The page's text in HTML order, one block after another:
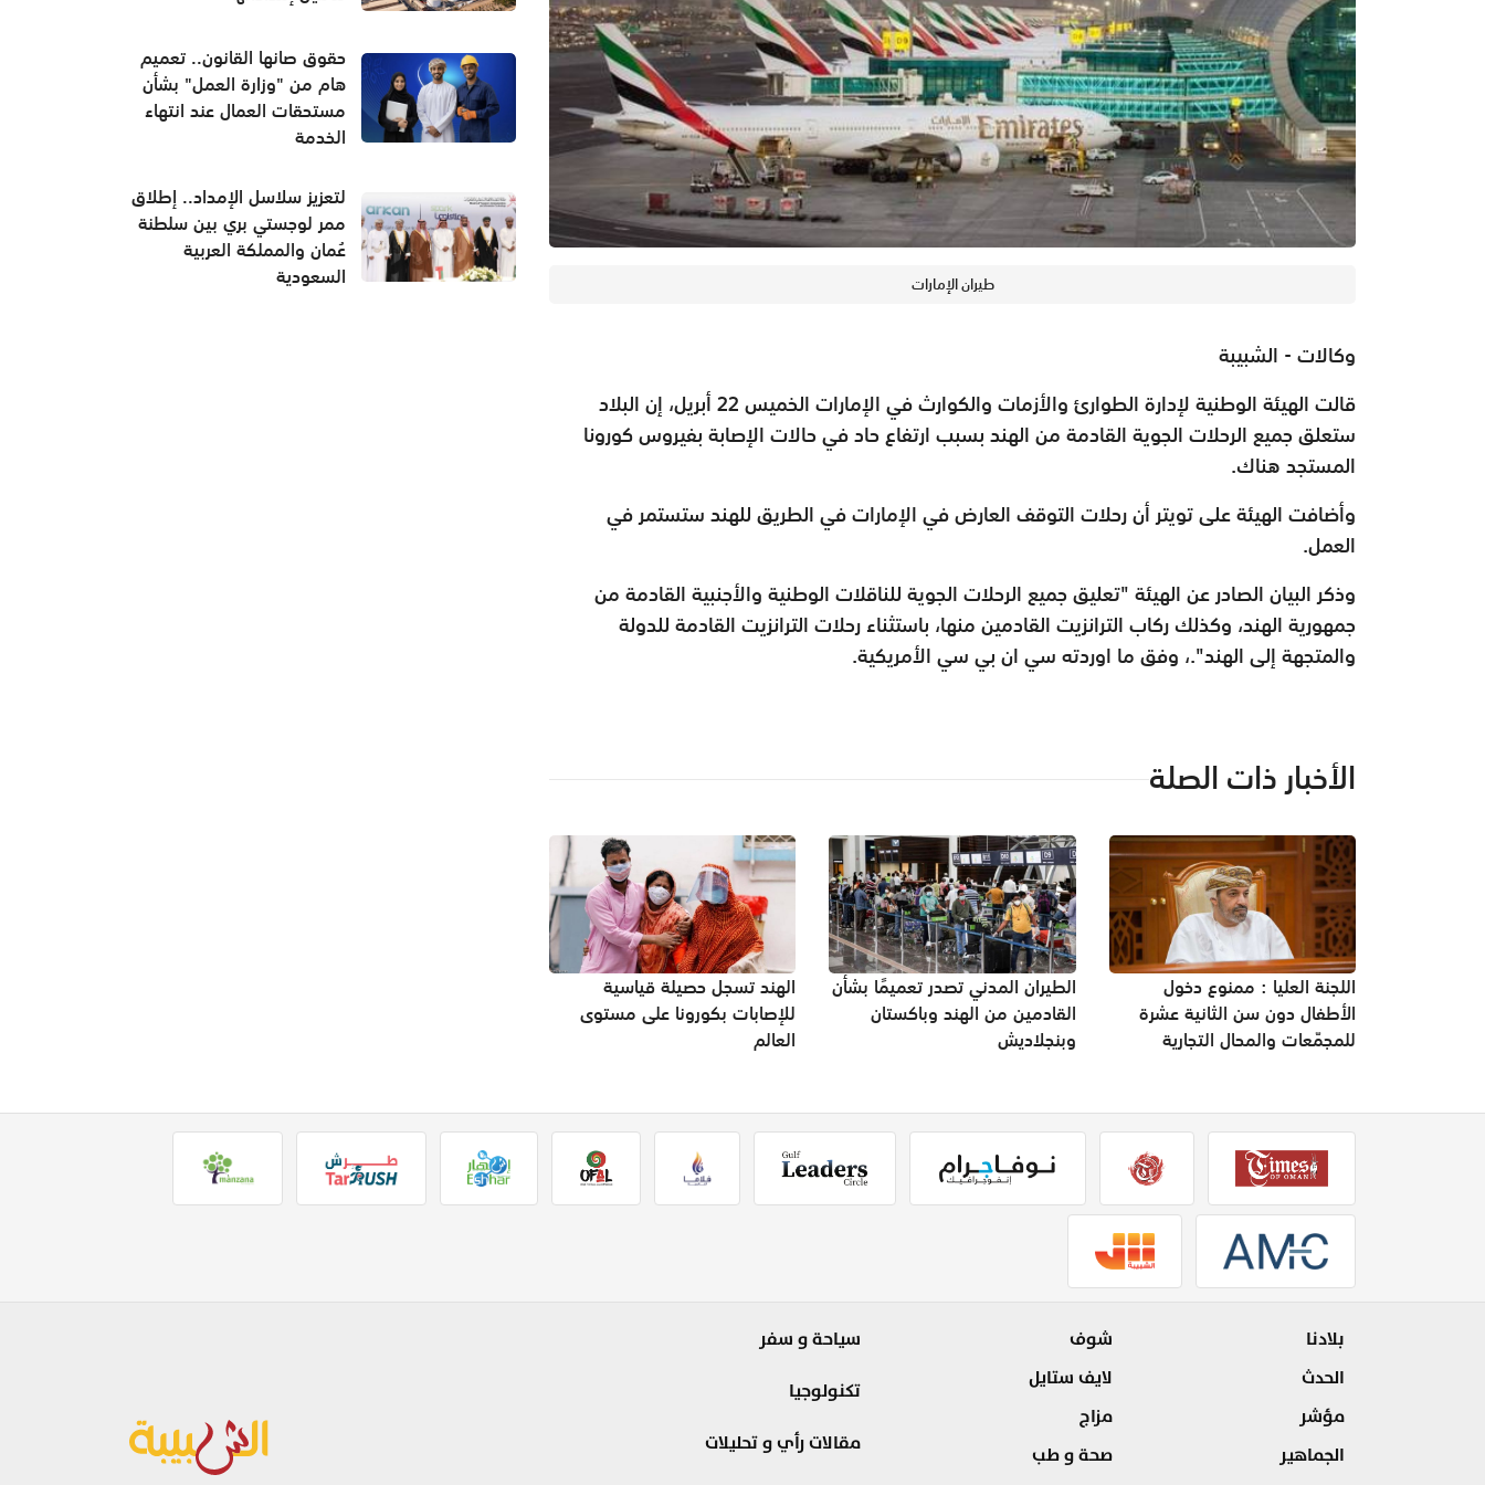
طيران الإمارات
وكالات - الشبيبة
قالت الهيئة الوطنية لإدارة الطوارئ والأزمات والكوارث في الإمارات الخميس 22 أبريل، إن البلاد
ستعلق جميع الرحلات الجوية القادمة من الهند بسبب ارتفاع حاد في حالات الإصابة بفيروس كورونا
المستجد هناك.
وأضافت الهيئة على تويتر أن رحلات التوقف العارض في الإمارات في الطريق للهند ستستمر في
العمل.
وذكر البيان الصادر عن الهيئة "تعليق جميع الرحلات الجوية للناقلات الوطنية والأجنبية القادمة من
جمهورية الهند، وكذلك ركاب الترانزيت القادمين منها، باستثناء رحلات الترانزيت القادمة للدولة
والمتجهة إلى الهند".، وفق ما اوردته سي ان بي سي الأمريكية.
الأخبار ذات الصلة
اللجنة العليا : ممنوع دخول
الأطفال دون سن الثانية عشرة
للمجمّعات والمحال التجارية
الطيران المدني تصدر تعميمًا بشأن
القادمين من الهند وباكستان
وبنجلاديش
الهند تسجل حصيلة قياسية
للإصابات بكورونا على مستوى
العالم
حقوق صانها القانون.. تعميم
هام من "وزارة العمل" بشأن
مستحقات العمال عند انتهاء
الخدمة
لتعزيز سلاسل الإمداد.. إطلاق
ممر لوجستي بري بين سلطنة
عُمان والمملكة العربية
السعودية
بلادنا
الحدث
مؤشر
الجماهير
شوف
لايف ستايل
مزاج
صحة و طب
سياحة و سفر
تكنولوجيا
مقالات رأي و تحليلات